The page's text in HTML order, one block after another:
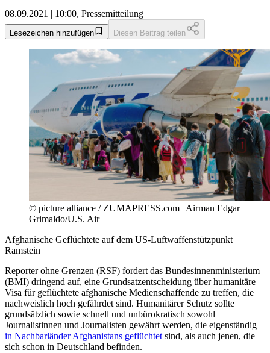
08.09.2021 | 10:00, Pressemitteilung
Lesezeichen hinzufügen Diesen Beitrag teilen
© picture alliance / ZUMAPRESS.com | Airman Edgar
Grimaldo/U.S. Air
Afghanische Geflüchtete auf dem US-Luftwaffenstützpunkt
Ramstein
Reporter ohne Grenzen (RSF) fordert das Bundesinnenministerium
(BMI) dringend auf, eine Grundsatzentscheidung über humanitäre
Visa für geflüchtete afghanische Medienschaffende zu treffen, die
nachweislich hoch gefährdet sind. Humanitärer Schutz sollte
grundsätzlich sowie schnell und unbürokratisch sowohl
Journalistinnen und Journalisten gewährt werden, die eigenständig
in Nachbarländer Afghanistans geflüchtetsind, als auch jenen, die
sich schon in Deutschland befinden.